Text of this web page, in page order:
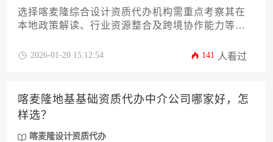
选择喀麦隆综合设计资质代办机构需重点考察其在
本地政策解读、行业资源整合及跨境协作能力等方
和本土化团队实力来做出决策。
2026-01-20 15:12:54 141 人看过
喀麦隆地基基础资质代办中介公司哪家好，怎
样选？
喀麦隆设计资质代办